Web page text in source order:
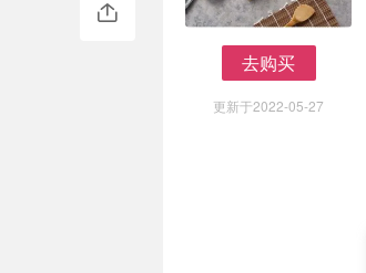
去购买
更新于2022-05-27